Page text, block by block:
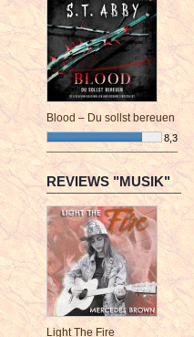
Blood – Du sollst bereuen
8,3
¯¯¯¯¯¯¯¯¯¯¯¯¯¯¯¯¯¯¯¯¯¯¯¯
REVIEWS "MUSIK"
Light The Fire